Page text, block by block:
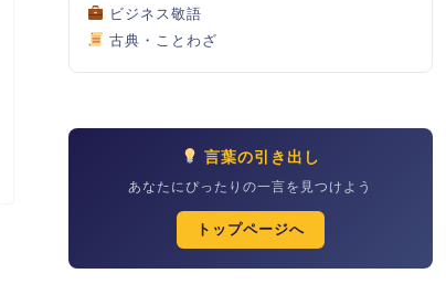
ビジネス敬語
古典・ことわざ
言葉の引き出し
あなたにぴったりの一言を見つけよう
トップページへ